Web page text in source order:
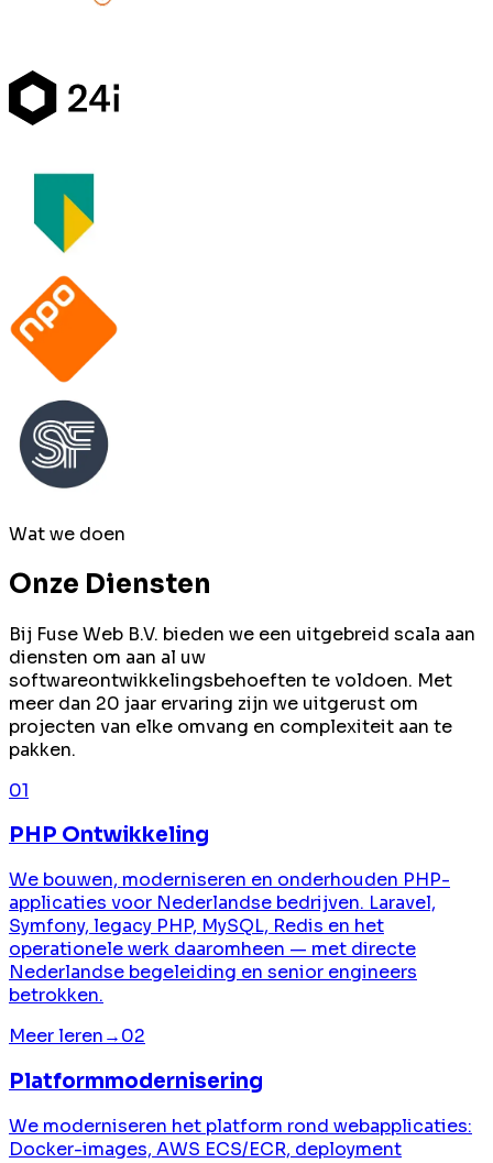
Wat we doen
Onze Diensten
Bij Fuse Web B.V. bieden we een uitgebreid scala aan
diensten om aan al uw
softwareontwikkelingsbehoeften te voldoen. Met
meer dan 20 jaar ervaring zijn we uitgerust om
projecten van elke omvang en complexiteit aan te
pakken.
01
PHP Ontwikkeling
We bouwen, moderniseren en onderhouden PHP-
applicaties voor Nederlandse bedrijven. Laravel,
Symfony, legacy PHP, MySQL, Redis en het
operationele werk daaromheen — met directe
Nederlandse begeleiding en senior engineers
betrokken.
Meer leren→02
Platformmodernisering
We moderniseren het platform rond webapplicaties:
Docker-images, AWS ECS/ECR, deployment